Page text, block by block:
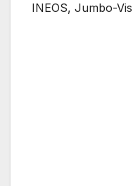
INEOS, Jumbo-